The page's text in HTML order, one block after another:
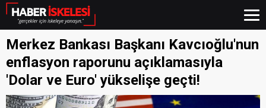
Merkez Bankası Başkanı Kavcıoğlu'nun
enflasyon raporunu açıklamasıyla
'Dolar ve Euro' yükselişe geçti!